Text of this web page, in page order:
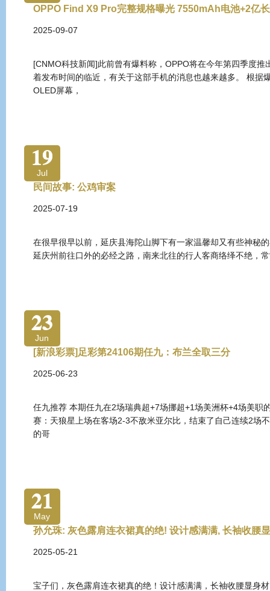
OPPO Find X9 Pro完整规格曝光 7550mAh电池+2亿
2025-09-07
[CNMO科技新闻]此前曾有爆料称，OPPO将在今年第四季度
着发布时间的临近，有关于这部手机的消息也越来越多。 根据
OLED屏幕，
19
Jul
民间故事: 公鸡审案
2025-07-19
在很早很早以前，延庆县海陀山脚下有一家温馨却又有些神秘
延庆州前往口外的必经之路，南来北往的行人客商络绎不绝，
23
Jun
[新浪彩票]足彩第24106期任九：布兰全取三分
2025-06-23
任九推荐 本期任九在2场瑞典超+7场挪超+1场美洲杯+4场美职
赛：天狼星上场在客场2-3不敌米亚尔比，结束了自己连续2场
的哥
21
May
孙允珠: 灰色露肩连衣裙真的绝! 设计感满满, 长袖收腰
2025-05-21
宝子们，灰色露肩连衣裙真的绝！设计感满满，长袖收腰显身